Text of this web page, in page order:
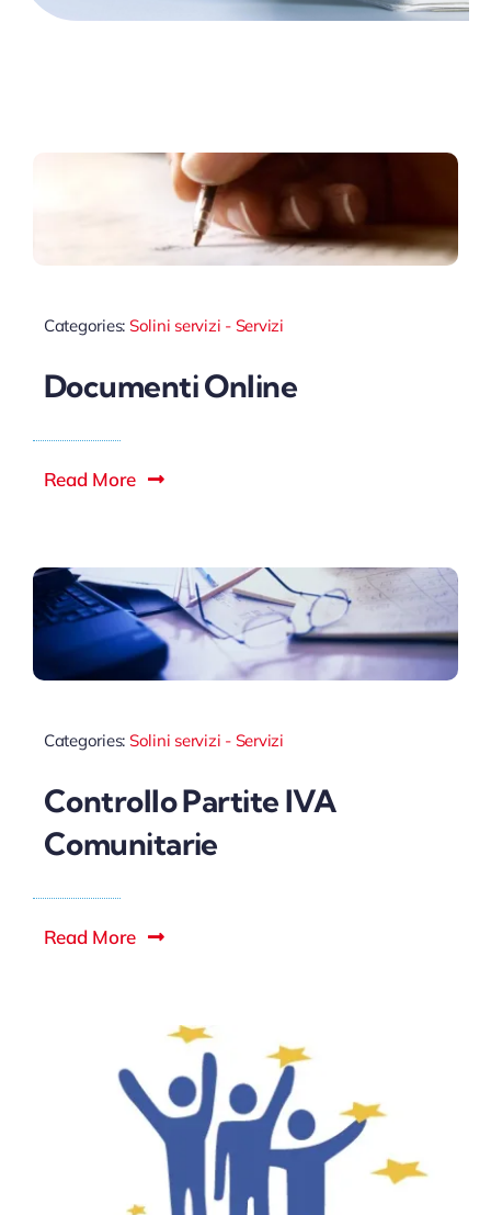
Categories: Solini servizi - Servizi
Documenti Online
Read More
Categories: Solini servizi - Servizi
Controllo Partite IVA
Comunitarie
Read More